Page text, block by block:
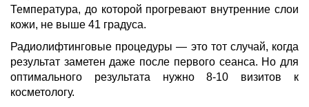
Температура, до которой прогревают внутренние слои
кожи, не выше 41 градуса.
Радиолифтинговые процедуры — это тот случай, когда
результат заметен даже после первого сеанса. Но для
оптимального результата нужно 8-10 визитов к
косметологу.